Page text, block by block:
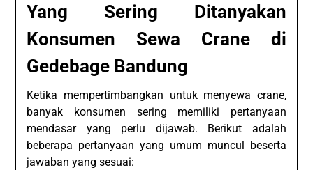
Yang Sering Ditanyakan
Konsumen Sewa Crane di
Gedebage Bandung
Ketika mempertimbangkan untuk menyewa crane,
banyak konsumen sering memiliki pertanyaan
mendasar yang perlu dijawab. Berikut adalah
beberapa pertanyaan yang umum muncul beserta
jawaban yang sesuai: